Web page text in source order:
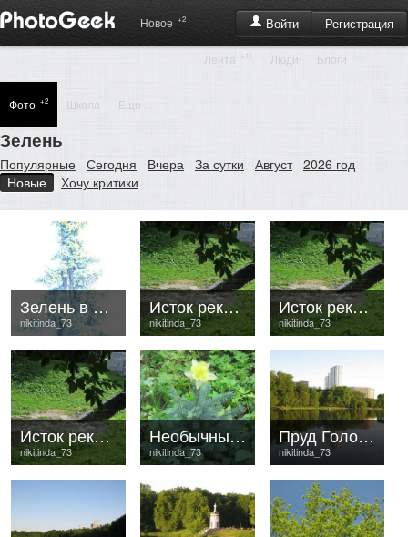
Войти Регистрация
Новое +2
Лента Люди Блоги
Фото +2 Школа Еще ...
Зелень
Популярные Сегодня Вчера За сутки Август 2026 год
Новые
Хочу критики
nikitinda_73
Зелень в лазури
nikitinda_73
Исток реки Лихоборки
nikitinda_73
Исток реки Лихоборки
nikitinda_73
Исток реки Лихоборки
nikitinda_73
Необычный вид
nikitinda_73
Пруд Головинский в мае